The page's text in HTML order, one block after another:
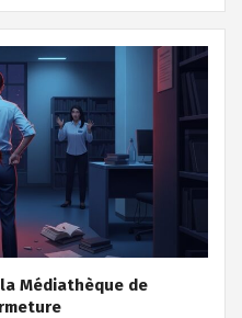
Médiathèque de